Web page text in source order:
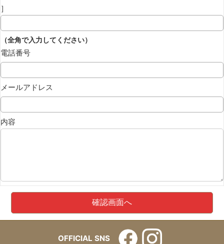
］
（全角で入力してください）
電話番号
メールアドレス
内容
OFFICIAL SNS